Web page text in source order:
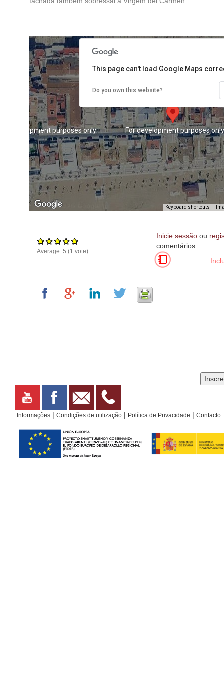
For development purposes
development purposes only
For development purposes
For development purposes
development purposes only
Keyboard shortcuts
This page can't load Google Maps
Do you own this website?
Average: 5 (1 vote)
Inicie sessão ou
comentários
Informações | Condições de utilização | Política de Privacidade | Contacto